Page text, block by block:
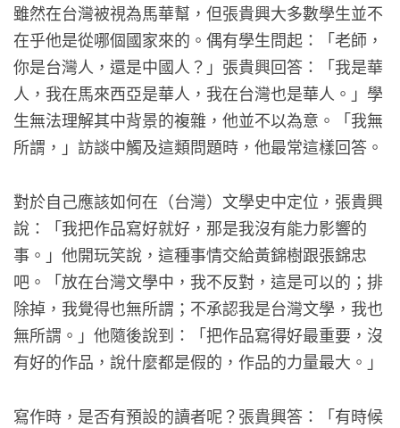
雖然在台灣被視為馬華幫，但張貴興大多數學生並不
在乎他是從哪個國家來的。偶有學生問起：「老師，
你是台灣人，還是中國人？」張貴興回答：「我是華
人，我在馬來西亞是華人，我在台灣也是華人。」學
生無法理解其中背景的複雜，他並不以為意。「我無
所謂，」訪談中觸及這類問題時，他最常這樣回答。
對於自己應該如何在（台灣）文學史中定位，張貴興
說：「我把作品寫好就好，那是我沒有能力影響的
事。」他開玩笑說，這種事情交給黃錦樹跟張錦忠
吧。「放在台灣文學中，我不反對，這是可以的；排
除掉，我覺得也無所謂；不承認我是台灣文學，我也
無所謂。」他隨後說到：「把作品寫得好最重要，沒
有好的作品，說什麼都是假的，作品的力量最大。」
寫作時，是否有預設的讀者呢？張貴興答：「有時候